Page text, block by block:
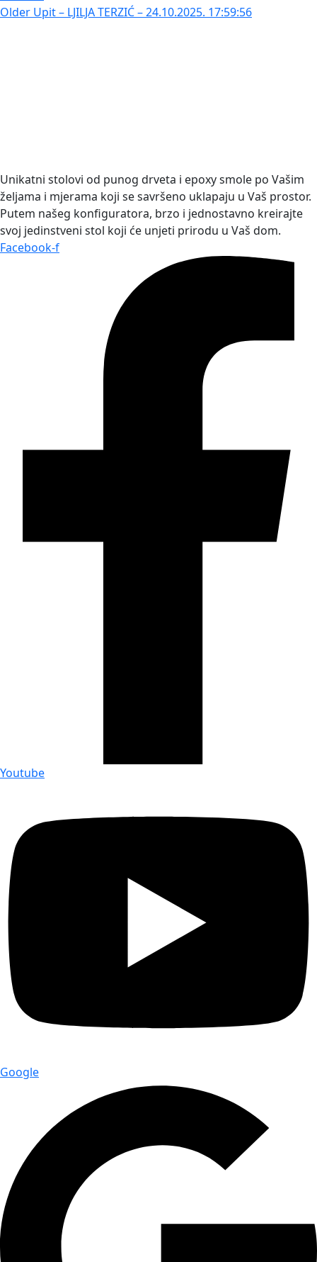
Older Upit – LJILJA TERZIĆ – 24.10.2025. 17:59:56
Unikatni stolovi od punog drveta i epoxy smole po Vašim
željama i mjerama koji se savršeno uklapaju u Vaš prostor.
Putem našeg konfiguratora, brzo i jednostavno kreirajte
svoj jedinstveni stol koji će unjeti prirodu u Vaš dom.
Facebook-f
Youtube
Google